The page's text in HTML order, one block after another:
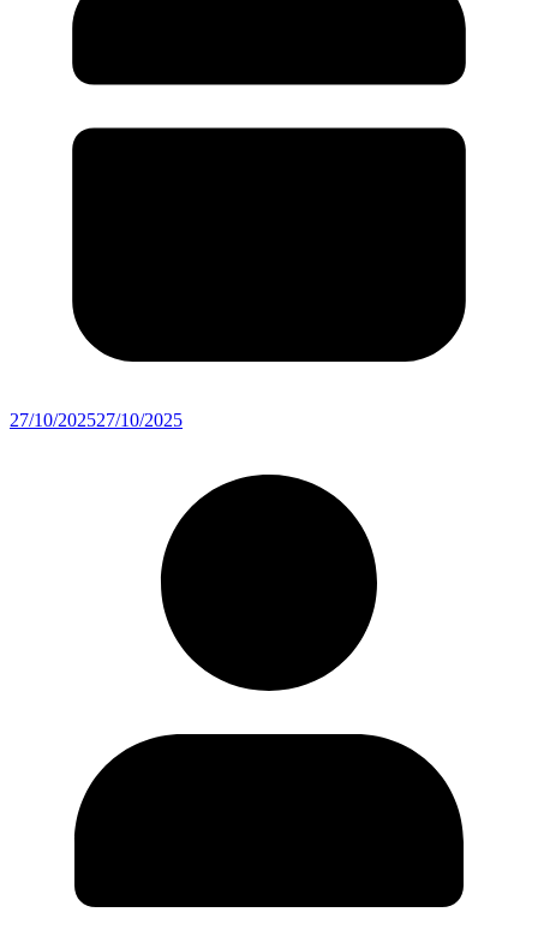
27/10/202527/10/2025